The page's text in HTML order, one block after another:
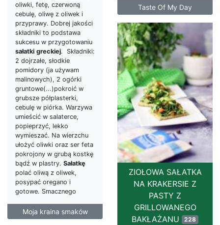
Taste Of My Day
oliwki, fetę, czerwoną
cebulę, oliwę z oliwek i
przyprawy. Dobrej jakości
składniki to podstawa
sukcesu w przygotowaniu
sałatki greckiej. Składniki:
2 dojrzałe, słodkie
pomidory (ja używam
malinowych), 2 ogórki
gruntowe(...)pokroić w
grubsze półplasterki,
cebulę w piórka. Warzywa
umieścić w salaterce,
popieprzyć, lekko
wymieszać. Na wierzchu
ułożyć oliwki oraz ser feta
pokrojony w grubą kostkę
bądź w plastry. Sałatkę
polać oliwą z oliwek,
posypać oregano i
gotowe. Smacznego
Moja kraina smaków
ZIOŁOWA SAŁATKA
NA KRAKERSIE Z
PASTY Z
GRILLOWANEGO
BAKŁAŻANU 228